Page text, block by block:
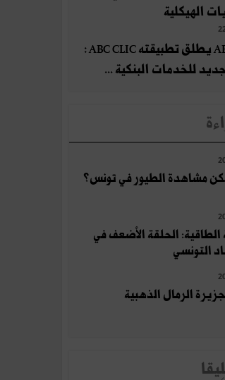
الهيكلية
بنك ABC يطلق تطبيقته ABC CLIC :
للخدمات البنكية ...
مشاهدة الطيور في تونس؟
الطاقية: الحلقة الأضعف في
التونسي
الرمال الذهبية